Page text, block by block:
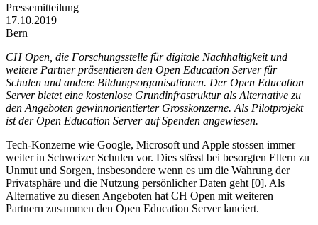
Pressemitteilung
17.10.2019
Bern
CH Open, die Forschungsstelle für digitale Nachhaltigkeit und
weitere Partner präsentieren den Open Education Server für
Schulen und andere Bildungsorganisationen. Der Open Education
Server bietet eine kostenlose Grundinfrastruktur als Alternative zu
den Angeboten gewinnorientierter Grosskonzerne. Als Pilotprojekt
ist der Open Education Server auf Spenden angewiesen.
Tech-Konzerne wie Google, Microsoft und Apple stossen immer
weiter in Schweizer Schulen vor. Dies stösst bei besorgten Eltern zu
Unmut und Sorgen, insbesondere wenn es um die Wahrung der
Privatsphäre und die Nutzung persönlicher Daten geht [0]. Als
Alternative zu diesen Angeboten hat CH Open mit weiteren
Partnern zusammen den Open Education Server lanciert.